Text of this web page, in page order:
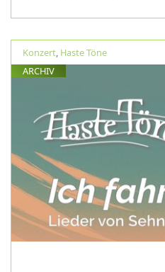
Konzert, Haste Töne
ARCHIV